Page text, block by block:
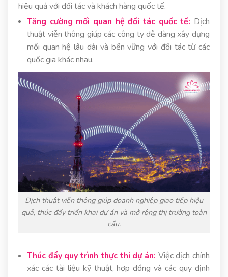
hiệu quả với đối tác và khách hàng quốc tế.
Tăng cường mối quan hệ đối tác quốc tế: Dịch
thuật viễn thông giúp các công ty dễ dàng xây dựng
mối quan hệ lâu dài và bền vững với đối tác từ các
quốc gia khác nhau.
Dịch thuật viễn thông giúp doanh nghiệp giao tiếp hiệu
quả, thúc đẩy triển khai dự án và mở rộng thị trường toàn
cầu.
Thúc đẩy quy trình thực thi dự án: Việc dịch chính
xác các tài liệu kỹ thuật, hợp đồng và các quy định